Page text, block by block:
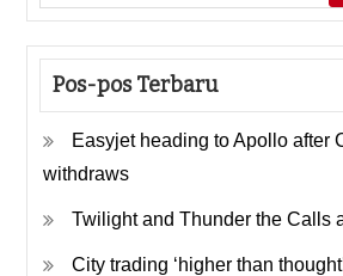
Pos-pos Terbaru
Easyjet heading to Apollo after
withdraws
Twilight and Thunder the Calls
City trading ‘higher than